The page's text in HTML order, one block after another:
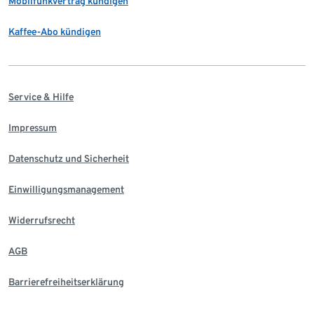
Kaffee-Abo kündigen
Service & Hilfe
Impressum
Datenschutz und Sicherheit
Einwilligungsmanagement
Widerrufsrecht
AGB
Barrierefreiheitserklärung